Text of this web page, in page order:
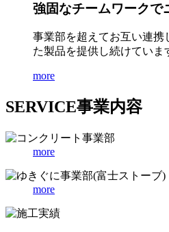
強固なチームワークで
事業部を超えてお互い連携
た製品を提供し続けていま
more
SERVICE事業内容
more
more